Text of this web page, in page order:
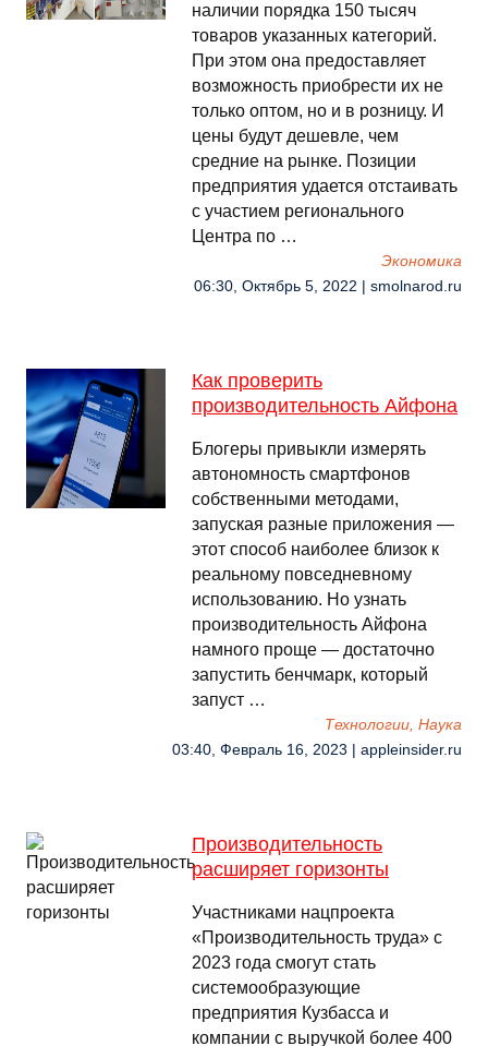
наличии порядка 150 тысяч
товаров указанных категорий.
При этом она предоставляет
возможность приобрести их не
только оптом, но и в розницу. И
цены будут дешевле, чем
средние на рынке. Позиции
предприятия удается отстаивать
с участием регионального
Центра по …
Экономика
06:30, Октябрь 5, 2022 | smolnarod.ru
Как проверить
производительность Айфона
Блогеры привыкли измерять
автономность смартфонов
собственными методами,
запуская разные приложения —
этот способ наиболее близок к
реальному повседневному
использованию. Но узнать
производительность Айфона
намного проще — достаточно
запустить бенчмарк, который
запуст …
Технологии, Наука
03:40, Февраль 16, 2023 | appleinsider.ru
Производительность
расширяет горизонты
Участниками нацпроекта
«Производительность труда» с
2023 года смогут стать
системообразующие
предприятия Кузбасса и
компании с выручкой более 400